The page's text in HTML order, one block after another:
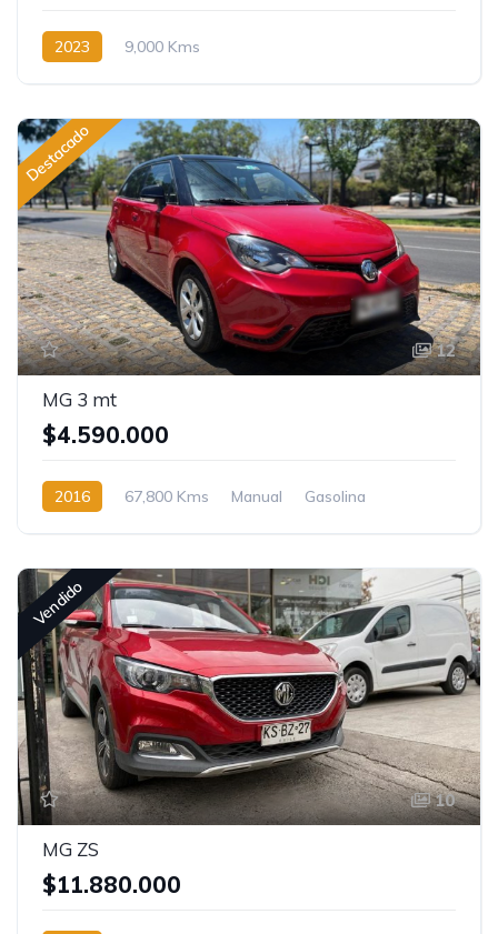
2023 9,000 Kms
Destacado
12
MG 3 mt
$4.590.000
2016 67,800 Kms Manual Gasolina
Vendido
10
MG ZS
$11.880.000